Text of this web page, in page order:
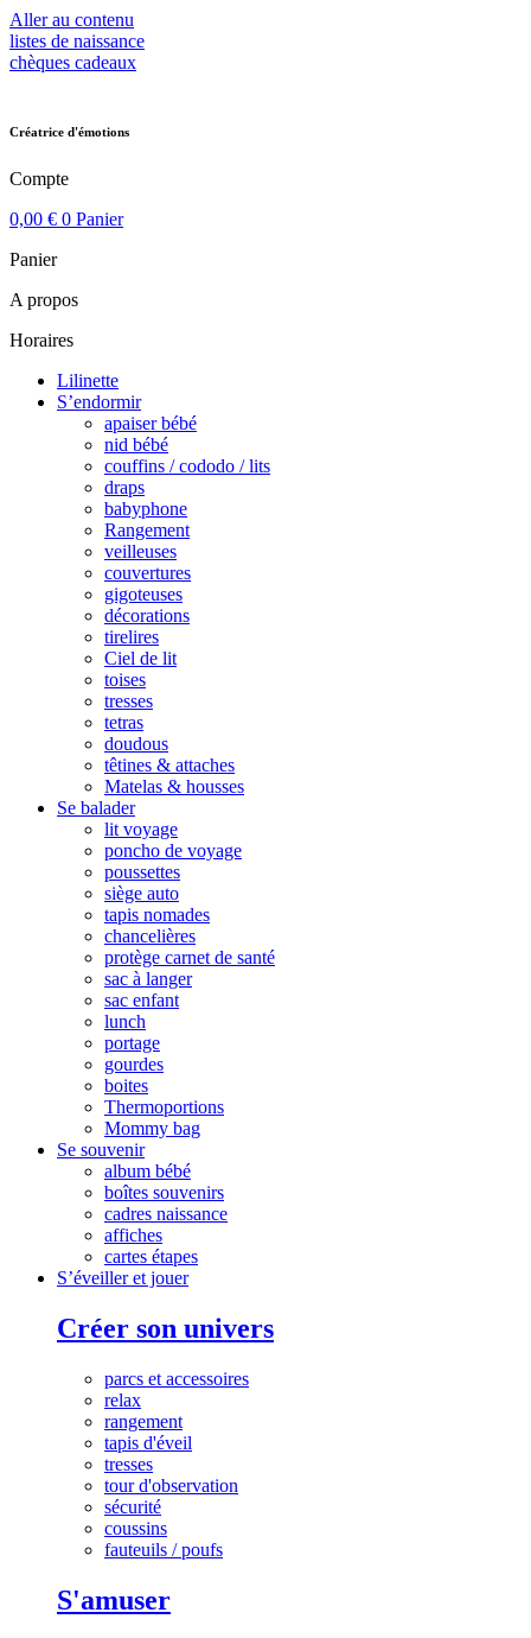
Aller au contenu
listes de naissance
chèques cadeaux
Créatrice d'émotions
Compte
0,00 € 0 Panier
Panier
A propos
Horaires
Lilinette
S’endormir
apaiser bébé
nid bébé
couffins / cododo / lits
draps
babyphone
Rangement
veilleuses
couvertures
gigoteuses
décorations
tirelires
Ciel de lit
toises
tresses
tetras
doudous
têtines & attaches
Matelas & housses
Se balader
lit voyage
poncho de voyage
poussettes
siège auto
tapis nomades
chancelières
protège carnet de santé
sac à langer
sac enfant
lunch
portage
gourdes
boites
Thermoportions
Mommy bag
Se souvenir
album bébé
boîtes souvenirs
cadres naissance
affiches
cartes étapes
S’éveiller et jouer
Créer son univers
parcs et accessoires
relax
rangement
tapis d'éveil
tresses
tour d'observation
sécurité
coussins
fauteuils / poufs
S'amuser